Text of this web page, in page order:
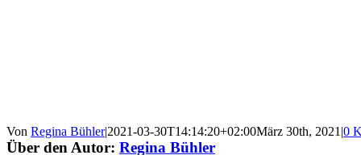
Von Regina Bühler|2021-03-30T14:14:20+02:00März 30th, 2021 |0
Über den Autor: Regina Bühler